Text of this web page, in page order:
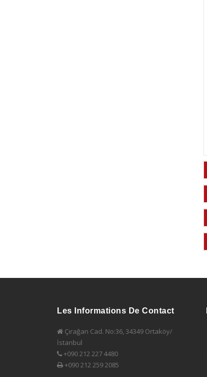
Les Informations De Contact
Çırağan Cad. No:36, 34349 Ortaköy/
İstanbul
+090 212 227 4480
+090 212 259 2085